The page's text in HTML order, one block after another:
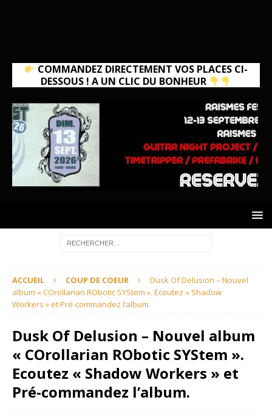
COMMANDEZ DIRECTEMENT VOS PLACES CI-
DESSOUS ! A UN CLIC DU BONHEUR
ACCUEIL COUP DE COEUR
Dusk Of Delusion – Nouvel
album « COrollarian RObotic SYStem ». Ecoutez « Shadow
Workers » et Pré-commandez l’album.
Dusk Of Delusion – Nouvel album
« COrollarian RObotic SYStem ».
Ecoutez « Shadow Workers » et
Pré-commandez l’album.